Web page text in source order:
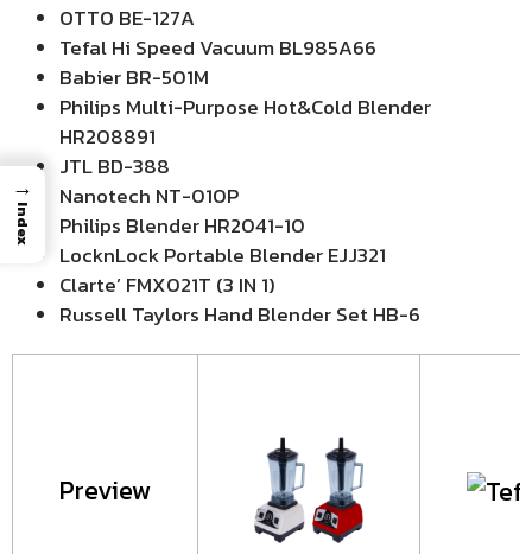
OTTO BE-127A
Tefal Hi Speed Vacuum BL985A66
Babier BR-501M
Philips Multi-Purpose Hot&Cold Blender
HR208891
JTL BD-388
Nanotech NT-010P
Philips Blender HR2041-10
LocknLock Portable Blender EJJ321
Clarte’ FMX021T (3 IN 1)
Russell Taylors Hand Blender Set HB-6
Preview
→
Index